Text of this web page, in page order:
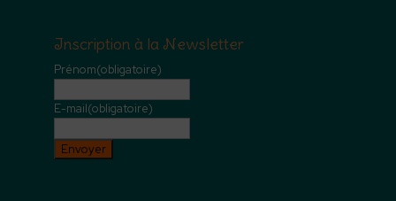
Inscription à la Newsletter
Prénom(obligatoire)
E-mail(obligatoire)
Envoyer